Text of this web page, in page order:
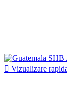
 Vizualizare